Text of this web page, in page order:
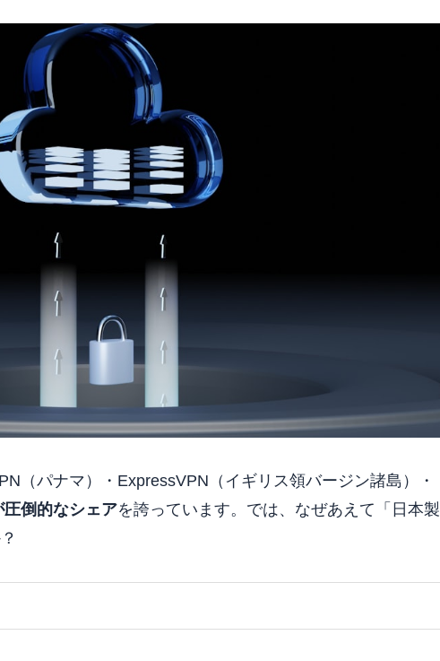
（パナマ）・ExpressVPN（イギリス領バージン諸島）・
圧倒的なシェアを誇っています。では、なぜあえて「日本製